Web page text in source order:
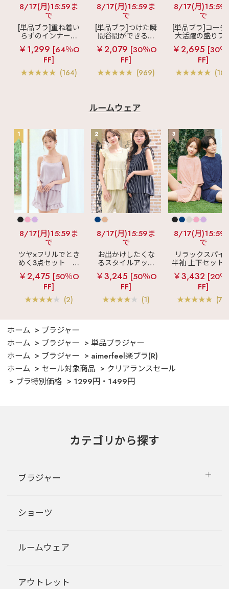
8/17(月)15:59ま
で
[単品ブラ]重ね着い
らずのインナーブ
ラ
リッチバスト
ブラトップ (ワイヤ
ー入り)
￥1,299 [64％O
FF]
(164)
8/17(月)15:59ま
で
[単品ブラ]つけた瞬
間谷間ができるシ
ームレスブラ
超
盛ブラ(R) シームレ
ス 単品ブラジャー
￥2,079 [30％O
FF]
(969)
8/17(月)15:59
で
[単品ブラ]コーデ
大活躍の盛りブ
ショートレン
ス ブラトップ 超
ブラ(R) 単品ブ
ャー
￥2,695 [30
FF]
ルームウェア
1
8/17(月)15:59ま
で
ツヤ×フリルでとき
めく3点セット
シ
ルキー ショートパ
ンツ 3点セット
￥2,475 [50％O
FF]
(2)
2
8/17(月)15:59ま
で
お出かけしたくな
るスタイルアップ
見え
ストライプ
フリル ロングパン
ツ 綿混 上下セット
￥3,245 [50％O
FF]
(1)
3
8/17(月)15:59
で
リラックスパイ
半袖 上下セット
女兼用サイズ)
￥3,432 [20
FF]
ホーム
ブラジャー
ホーム
ブラジャー
単品ブラジャー
ホーム
ブラジャー
aimerfeel楽ブラ(R)
ホーム
セール対象商品
クリアランスセール
ブラ特別価格
1299円・1499円
カテゴリから探す
ブラジャー
ショーツ
ルームウェア
アウトレット